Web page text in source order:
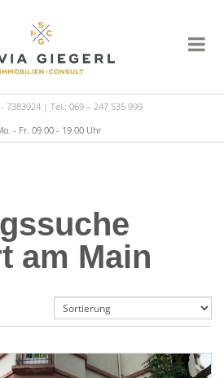
7383924 | Tel.: 069 – 247 535 999
- Fr. 09.00 - 19.00 Uhr
am Main